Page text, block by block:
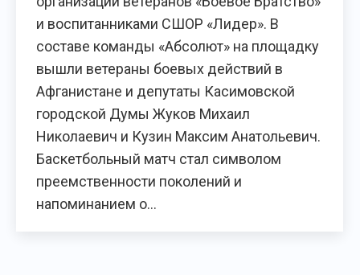
и воспитанниками СШОР «Лидер». В
составе команды «Абсолют» на площадку
вышли ветераны боевых действий в
Афганистане и депутаты Касимовской
городской Думы Жуков Михаил
Николаевич и Кузин Максим Анатольевич.
Баскетбольный матч стал символом
преемственности поколений и
напоминанием о…